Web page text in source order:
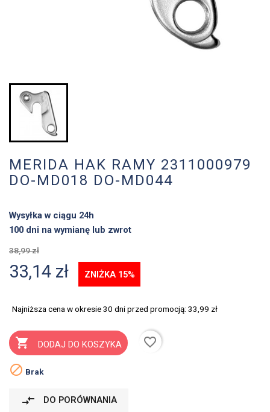
MERIDA HAK RAMY 2311000979
DO-MD018 DO-MD044
Wysyłka w ciągu 24h
100 dni na wymianę lub zwrot
38,99 zł
33,14 zł ZNIŻKA 15%
Najniższa cena w okresie 30 dni przed promocją: 33,99 zł
 DODAJ DO KOSZYKA
favorite_border
 Brak
compare_arrows DO PORÓWNANIA